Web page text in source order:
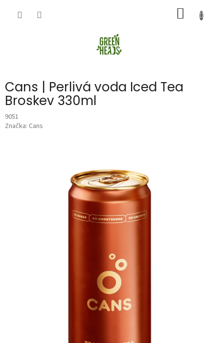
KOŠÍK
Cans | Perlivá voda Iced Tea
Broskev 330ml
9051
Značka: Cans